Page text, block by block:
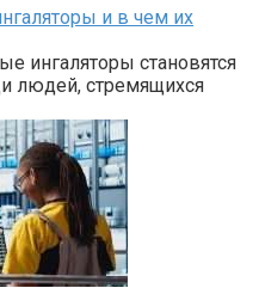
и в чем их
ингаляторы становятся
людей, стремящихся